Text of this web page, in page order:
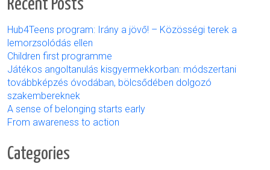
Recent Posts
Hub4Teens program: Irány a jövő! – Közösségi terek a
lemorzsolódás ellen
Children first programme
Játékos angoltanulás kisgyermekkorban: módszertani
továbbképzés óvodában, bölcsődében dolgozó
szakembereknek
A sense of belonging starts early
From awareness to action
Categories